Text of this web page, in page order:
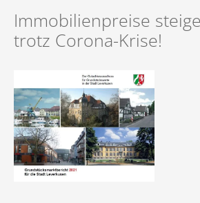
Immobilie in der Scheidung
Vermietungsanfrage
Referenzen (Vermietung)
Immobilien in Vorbereitung
Unsere Leistungen für Mieter
Suchauftrag
Referenzen (Gesamt)
Unternehmens-News
Immobilie geerbt
Immobilie in der Scheidung
Immobilienfinanzierung
Sanierung einer Immobilie
Privater Immobilienverkauf
Impressum
Datenschutz
Kontaktformular
Datenraum (Login)
Rückruf
Unsere neue App für Interessenten
Immobilienpreise
trotz Corona-Krise!